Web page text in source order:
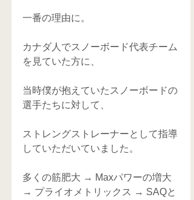
一番の理由に。
カナダ人でスノーボード代表チーム
を見ていた方に、
当時僕が抱えていたスノーボードの
選手たちに対して、
ストレングストレーナーとして指導
していただいていました。
多くの筋肥大 → Maxパワーの増大
→ プライオメトリックス → SAQと